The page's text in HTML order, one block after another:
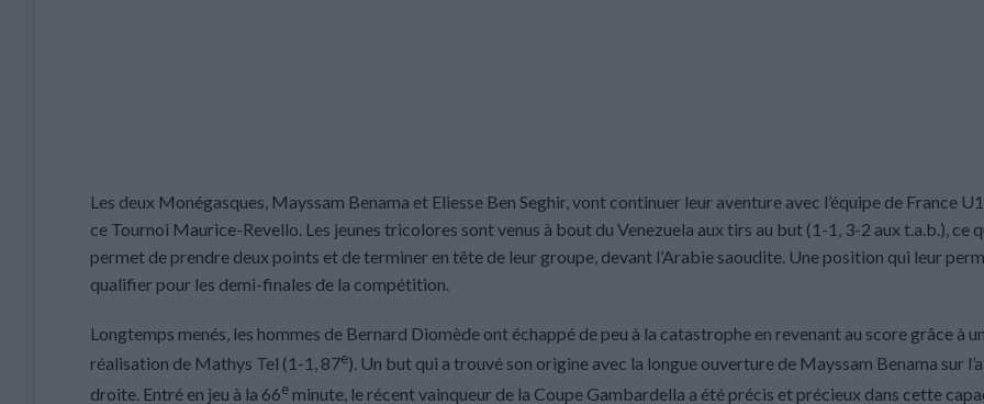
Les deux Monégasques, Mayssam Benama et Eliesse Ben Seghir, vont continuer leur aventure avec l’équipe de France
ce Tournoi Maurice-Revello. Les jeunes tricolores sont venus à bout du Venezuela aux tirs au but (1-1, 3-2 aux t.a.b.), ce
permet de prendre deux points et de terminer en tête de leur groupe, devant l’Arabie saoudite. Une position qui leur
qualifier pour les demi-finales de la compétition.
Longtemps menés, les hommes de Bernard Diomède ont échappé de peu à la catastrophe en revenant au score grâce à
réalisation de Mathys Tel (1-1, 87e). Un but qui a trouvé son origine avec la longue ouverture de Mayssam Benama sur
droite. Entré en jeu à la 66e minute, le récent vainqueur de la Coupe Gambardella a été précis et précieux dans cette